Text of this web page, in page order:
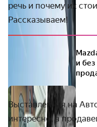
речь и почему их
Рассказываем!
и
Выставленная на
интересно, а